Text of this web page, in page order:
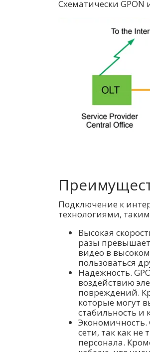
Схематически
Подключение к
технологиями,
Высокая
разы превышает
видео в
пользоваться
Надежность.
воздействию
повреждений.
которые могут
стабильность и
Экономичность.
сети, так как не
персонала.